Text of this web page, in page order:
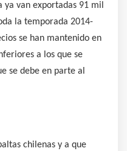
ya van exportadas 91 mil
la temporada 2014-
se han mantenido en
a los que se
se debe en parte al
chilenas y a que